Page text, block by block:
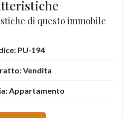
di questo immobile
PU-194
Vendita
Appartamento
Via Gubbio, 44